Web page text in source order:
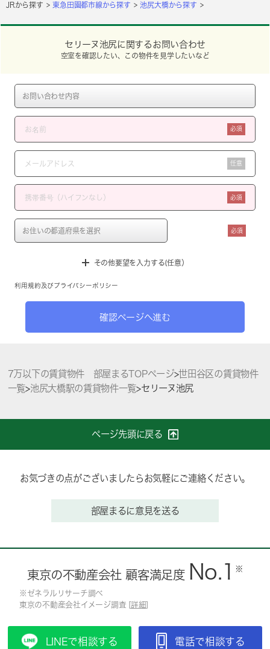
JRから探す 東急田園都市線から探す 池尻大橋から探す
セリーヌ池尻に関するお問い合わせ
空室を確認したい、この物件を見学したいなど
必須
任意
必須
必須
その他要望を入力する(任意）
利用規約 及び プライバシーポリシー
確認ページへ進む
7万以下の賃貸物件 部屋まるTOPページ>世田谷区の賃貸物件
一覧>池尻大橋駅の賃貸物件一覧>セリーヌ池尻
ページ先頭に戻る
お気づきの点がございましたらお気軽にご連絡ください。
部屋まるに意見を送る
東京の不動産会社 顧客満足度 No.1 ※
※ゼネラルリサーチ調べ
東京の不動産会社イメージ調査 [詳細]
LINEで相談する 電話で相談する